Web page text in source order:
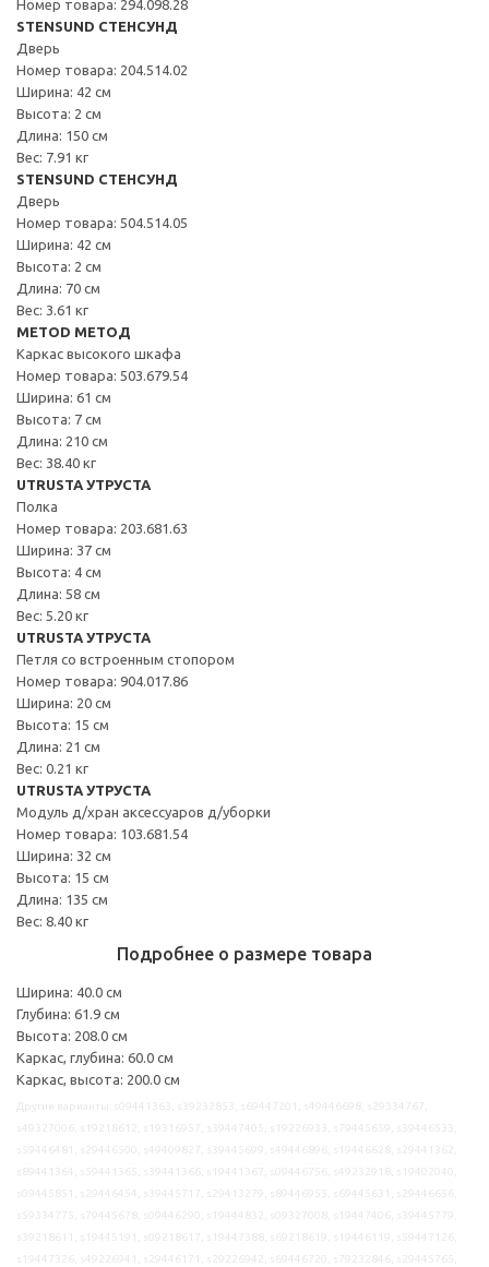
Номер товара: 294.098.28
STENSUND СТЕНСУНД
Дверь
Номер товара: 204.514.02
Ширина: 42 см
Высота: 2 см
Длина: 150 см
Вес: 7.91 кг
STENSUND СТЕНСУНД
Дверь
Номер товара: 504.514.05
Ширина: 42 см
Высота: 2 см
Длина: 70 см
Вес: 3.61 кг
METOD МЕТОД
Каркас высокого шкафа
Номер товара: 503.679.54
Ширина: 61 см
Высота: 7 см
Длина: 210 см
Вес: 38.40 кг
UTRUSTA УТРУСТА
Полка
Номер товара: 203.681.63
Ширина: 37 см
Высота: 4 см
Длина: 58 см
Вес: 5.20 кг
UTRUSTA УТРУСТА
Петля со встроенным стопором
Номер товара: 904.017.86
Ширина: 20 см
Высота: 15 см
Длина: 21 см
Вес: 0.21 кг
UTRUSTA УТРУСТА
Модуль д/хран аксессуаров д/уборки
Номер товара: 103.681.54
Ширина: 32 см
Высота: 15 см
Длина: 135 см
Вес: 8.40 кг
Подробнее о размере товара
Ширина: 40.0 см
Глубина: 61.9 см
Высота: 208.0 см
Каркас, глубина: 60.0 см
Каркас, высота: 200.0 см